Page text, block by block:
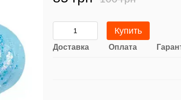
Купить
Доставка Оплата